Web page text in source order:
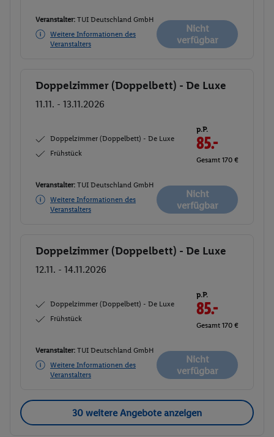
Veranstalter: TUI Deutschland GmbH
Weitere Informationen des
Veranstalters
Nicht
verfügbar
Buchen
Doppelzimmer (Doppelbett) - De Luxe
11.11. - 13.11.2026
Doppelzimmer (Doppelbett) - De Luxe
Frühstück
p.P.
85.-
Gesamt 170 €
Veranstalter: TUI Deutschland GmbH
Weitere Informationen des
Veranstalters
Nicht
verfügbar
Buchen
Doppelzimmer (Doppelbett) - De Luxe
12.11. - 14.11.2026
Doppelzimmer (Doppelbett) - De Luxe
Frühstück
p.P.
85.-
Gesamt 170 €
Veranstalter: TUI Deutschland GmbH
Weitere Informationen des
Veranstalters
Nicht
verfügbar
30 weitere Angebote anzeigen